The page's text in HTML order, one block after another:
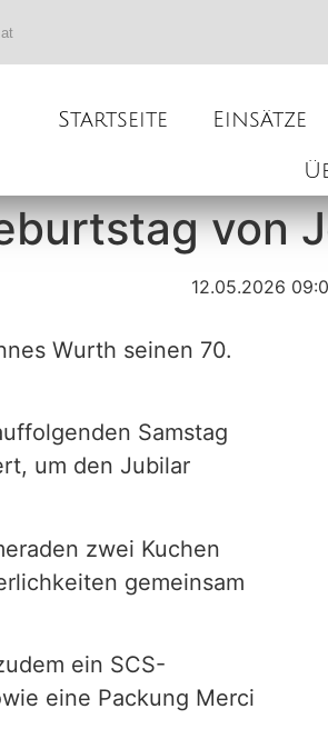
Startseite Einsätze
von
12.05.2026
Wurth seinen 70.
Samstag
um den Jubilar
zwei Kuchen
gemeinsam
ein SCS-
eine Packung Merci